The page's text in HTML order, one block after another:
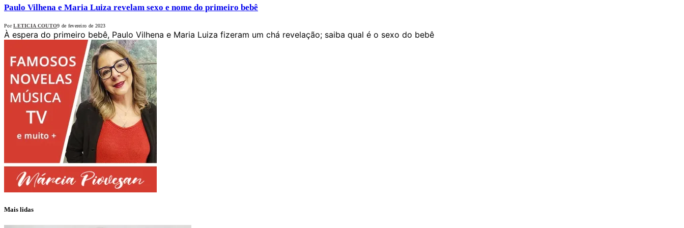
Paulo Vilhena e Maria Luiza revelam sexo e nome do primeiro bebê
Por LETICIA COUTO9 de fevereiro de 2023
À espera do primeiro bebê, Paulo Vilhena e Maria Luiza fizeram um chá revelação; saiba qual é o sexo do bebê
Mais lidas